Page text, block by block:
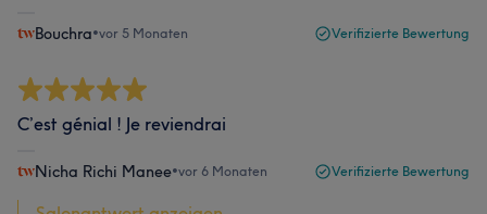
Bouchra•vor 5 Monaten Verifizierte Bewertung
C’est génial ! Je reviendrai
Nicha Richi Manee•vor 6 Monaten Verifizierte Bewertung